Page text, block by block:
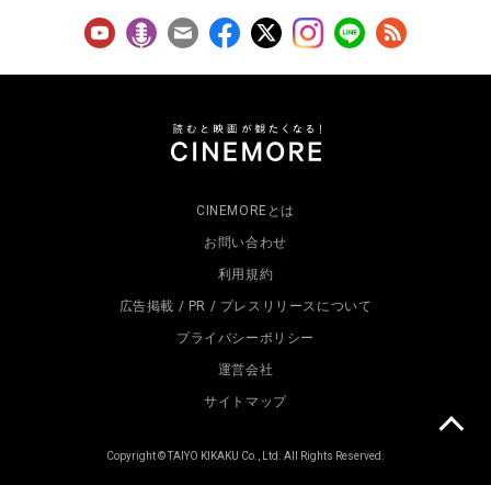
CINEMOREとは
お問い合わせ
利用規約
広告掲載 / PR / プレスリリースについて
プライバシーポリシー
運営会社
サイトマップ
Copyright © TAIYO KIKAKU Co., Ltd. All Rights Reserved.